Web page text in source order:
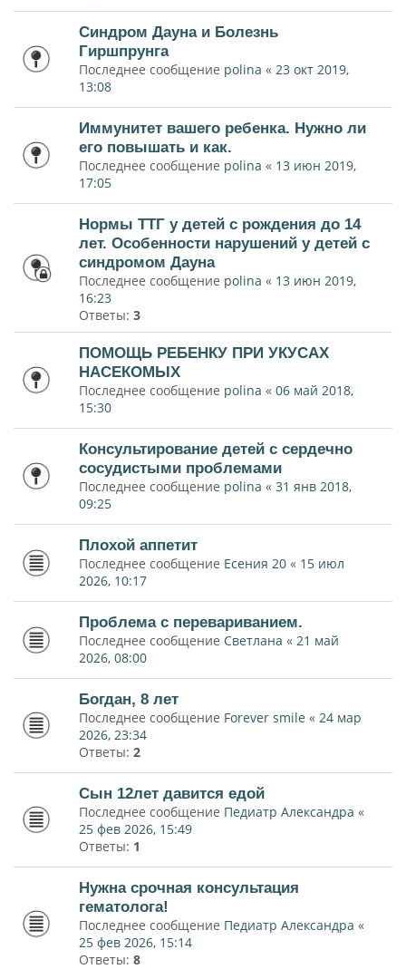
Синдром Дауна и Болезнь
Гиршпрунга
Последнее сообщение polina « 23 окт 2019,
13:08
Иммунитет вашего ребенка. Нужно ли
его повышать и как.
Последнее сообщение polina « 13 июн 2019,
17:05
Нормы ТТГ у детей с рождения до 14
лет. Особенности нарушений у детей с
синдромом Дауна
Последнее сообщение polina « 13 июн 2019,
16:23
Ответы: 3
ПОМОЩЬ РЕБЕНКУ ПРИ УКУСАХ
НАСЕКОМЫХ
Последнее сообщение polina « 06 май 2018,
15:30
Консультирование детей с сердечно
сосудистыми проблемами
Последнее сообщение polina « 31 янв 2018,
09:25
Плохой аппетит
Последнее сообщение Есения 20 « 15 июл
2026, 10:17
Проблема с перевариванием.
Последнее сообщение Светлана « 21 май
2026, 08:00
Богдан, 8 лет
Последнее сообщение Forever smile « 24 мар
2026, 23:34
Ответы: 2
Сын 12лет давится едой
Последнее сообщение Педиатр Александра «
25 фев 2026, 15:49
Ответы: 1
Нужна срочная консультация
гематолога!
Последнее сообщение Педиатр Александра «
25 фев 2026, 15:14
Ответы: 8